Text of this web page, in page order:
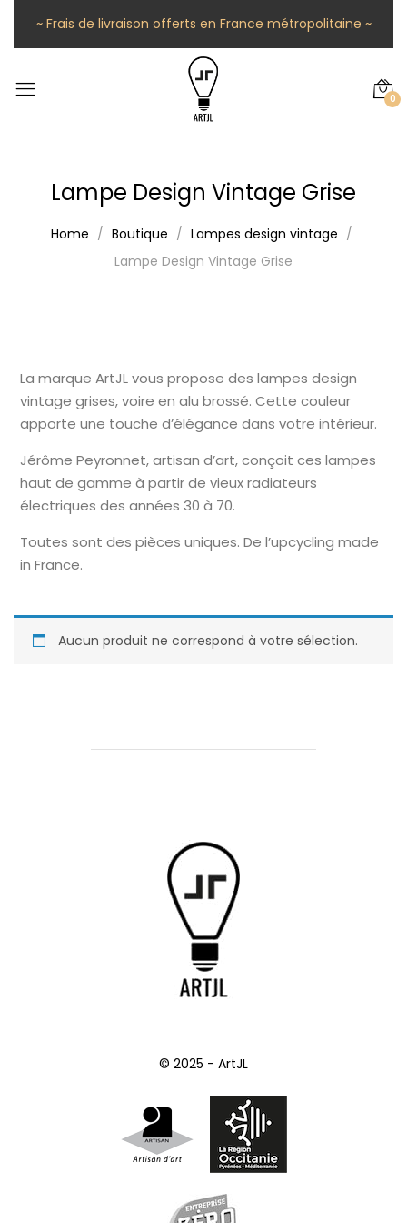
~ Frais de livraison offerts en France métropolitaine ~
0
Lampe Design Vintage Grise
Home Boutique
Lampes design vintage
Lampe Design Vintage Grise
La marque ArtJL vous propose des lampes design
vintage grises, voire en alu brossé. Cette couleur
apporte une touche d’élégance dans votre intérieur.
Jérôme Peyronnet, artisan d’art, conçoit ces lampes
haut de gamme à partir de vieux radiateurs
électriques des années 30 à 70.
Toutes sont des pièces uniques. De l’upcycling made
in France.
Aucun produit ne correspond à votre sélection.
© 2025 - ArtJL